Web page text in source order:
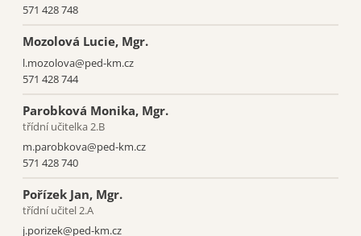
VYŠŠÍ ODBORNÁ ŠKOLA
571 428 748
Mozolová Lucie, Mgr.
l.mozolova@ped-km.cz
571 428 744
Parobková Monika, Mgr.
třídní učitelka 2.B
m.parobkova@ped-km.cz
571 428 740
Pořízek Jan, Mgr.
třídní učitel 2.A
j.porizek@ped-km.cz